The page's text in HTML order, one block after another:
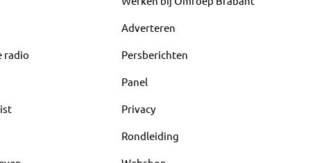
radio
Adverteren
Persberichten
Panel
Privacy
Rondleiding